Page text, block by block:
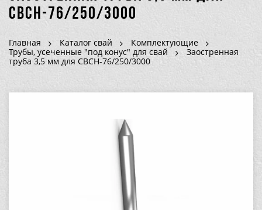
СВСН-76/250/3000
Главная Каталог свай
Комплектующие
Трубы, усеченные "под конус" для свай
Заостренная
труба 3,5 мм для СВСН-76/250/3000